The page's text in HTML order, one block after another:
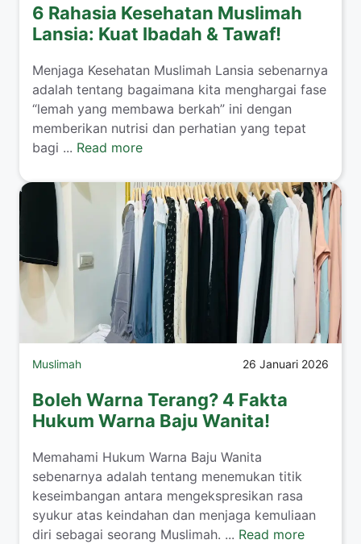
6 Rahasia Kesehatan Muslimah
Lansia: Kuat Ibadah & Tawaf!
​Menjaga Kesehatan Muslimah Lansia sebenarnya
adalah tentang bagaimana kita menghargai fase
“lemah yang membawa berkah” ini dengan
memberikan nutrisi dan perhatian yang tepat
bagi ... Read more
Muslimah 26 Januari 2026
Boleh Warna Terang? 4 Fakta
Hukum Warna Baju Wanita!
​Memahami Hukum Warna Baju Wanita
sebenarnya adalah tentang menemukan titik
keseimbangan antara mengekspresikan rasa
syukur atas keindahan dan menjaga kemuliaan
diri sebagai seorang Muslimah. ... Read more